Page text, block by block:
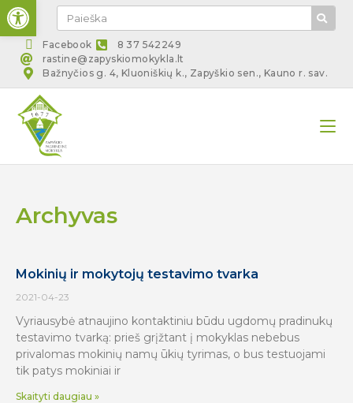
Open toolbar
Facebook
8 37 542249
rastine@zapyskiomokykla.lt
Bažnyčios g. 4, Kluoniškių k., Zapyškio sen., Kauno r. sav.
Archyvas
Mokinių ir mokytojų testavimo tvarka
2021-04-23
Vyriausybė atnaujino kontaktiniu būdu ugdomų pradinukų
testavimo tvarką: prieš grįžtant į mokyklas nebebus
privalomas mokinių namų ūkių tyrimas, o bus testuojami
tik patys mokiniai ir
Skaityti daugiau »